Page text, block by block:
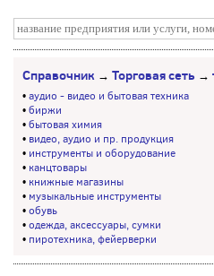
Справочник → Торговая сеть →
•аудио - видео и бытовая техника
•биржи
•бытовая химия
• видео, аудио и пр. продукция
• инструменты и оборудование
• канцтовары
• книжные магазины
• музыкальные инструменты
•обувь
•одежда, аксессуары, сумки
• пиротехника, фейерверки